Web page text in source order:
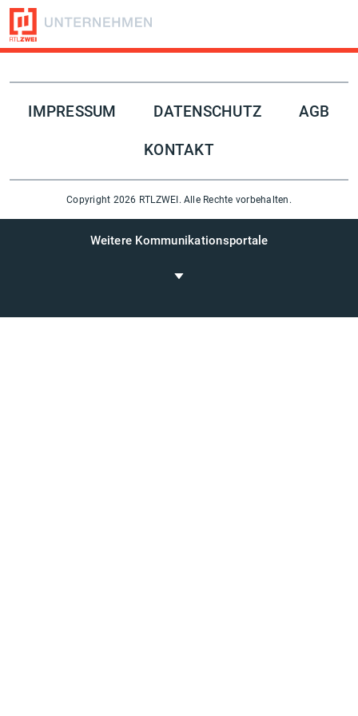
IMPRESSUM DATENSCHUTZ AGB
KONTAKT
Folge uns auf
Copyright 2026 RTLZWEI. Alle Rechte vorbehalten.
Weitere Kommunikationsportale